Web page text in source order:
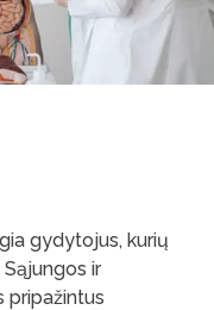
gydytojus, kurių
ir
pripažintus